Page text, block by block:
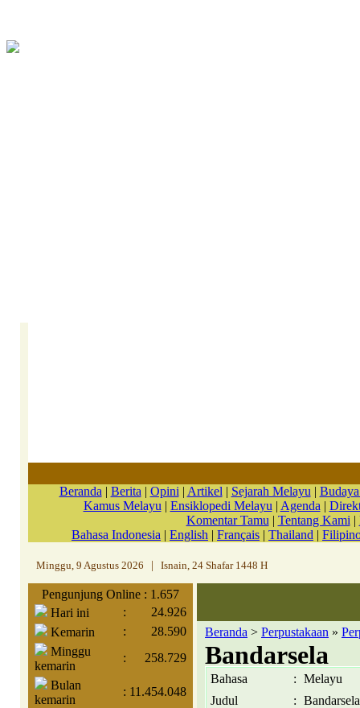
Beranda | Berita | Opini | Artikel | Sejarah Melayu |
Kamus Melayu | Ensiklopedi Melayu | Agenda |
Komentar Tamu | Tentang Kami |
Bahasa Indonesia | English | Français | Thailand |
Minggu, 9 Agustus 2026 Isnain, 24 Shafar 1448 H
Pengunjung Online : 1.657
Hari ini
:
24.926
Kemarin
:
28.590
Minggu
kemarin
:
258.729
Bulan
kemarin
: 11.454.048
Beranda > Perpustakaan »
Bandarsela
Bahasa : Melayu
Judul
: Bandarsela